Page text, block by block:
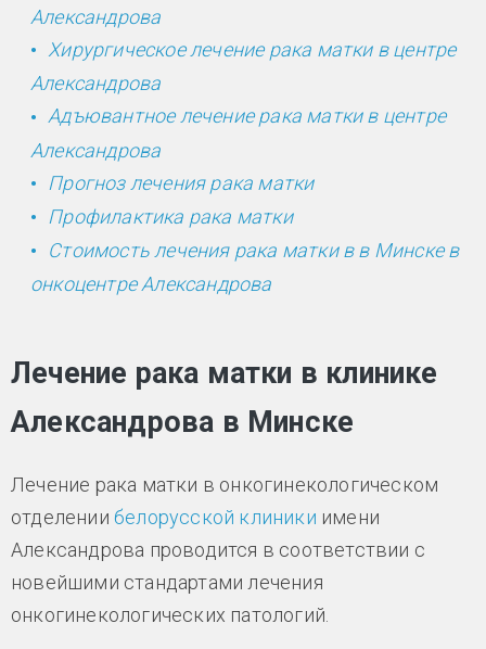
Александрова
Хирургическое лечение рака матки в центре
Александрова
Адъювантное лечение рака матки в центре
Александрова
Прогноз лечения рака матки
Профилактика рака матки
Стоимость лечения рака матки в в Минске в
онкоцентре Александрова
Лечение рака матки в клинике
Александрова в Минске
Лечение рака матки в онкогинекологическом
отделении белорусской клиники имени
Александрова проводится в соответствии с
новейшими стандартами лечения
онкогинекологических патологий.